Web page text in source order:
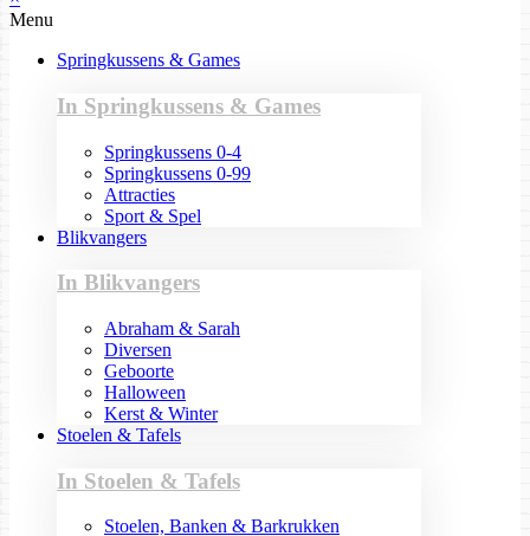
Menu
Springkussens & Games
In Springkussens & Games
Springkussens 0-4
Springkussens 0-99
Attracties
Sport & Spel
Blikvangers
In Blikvangers
Abraham & Sarah
Diversen
Geboorte
Halloween
Kerst & Winter
Stoelen & Tafels
In Stoelen & Tafels
Stoelen, Banken & Barkrukken